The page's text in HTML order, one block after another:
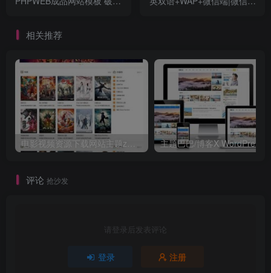
相关推荐
评论 抢沙发
请登录后发表评论
登录 注册